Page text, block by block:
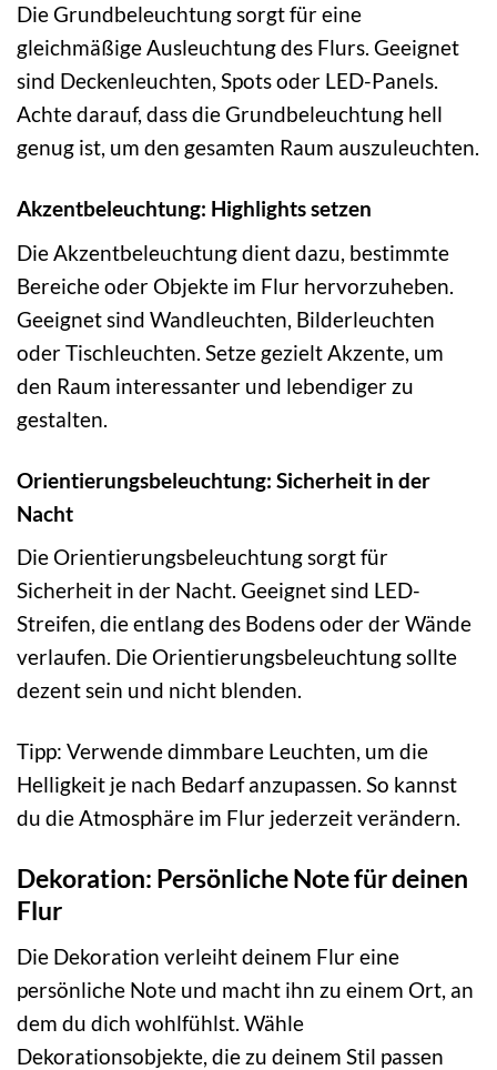
Die Grundbeleuchtung sorgt für eine
gleichmäßige Ausleuchtung des Flurs. Geeignet
sind Deckenleuchten, Spots oder LED-Panels.
Achte darauf, dass die Grundbeleuchtung hell
genug ist, um den gesamten Raum auszuleuchten.
Akzentbeleuchtung: Highlights setzen
Die Akzentbeleuchtung dient dazu, bestimmte
Bereiche oder Objekte im Flur hervorzuheben.
Geeignet sind Wandleuchten, Bilderleuchten
oder Tischleuchten. Setze gezielt Akzente, um
den Raum interessanter und lebendiger zu
gestalten.
Orientierungsbeleuchtung: Sicherheit in der
Nacht
Die Orientierungsbeleuchtung sorgt für
Sicherheit in der Nacht. Geeignet sind LED-
Streifen, die entlang des Bodens oder der Wände
verlaufen. Die Orientierungsbeleuchtung sollte
dezent sein und nicht blenden.
Tipp: Verwende dimmbare Leuchten, um die
Helligkeit je nach Bedarf anzupassen. So kannst
du die Atmosphäre im Flur jederzeit verändern.
Dekoration: Persönliche Note für deinen
Flur
Die Dekoration verleiht deinem Flur eine
persönliche Note und macht ihn zu einem Ort, an
dem du dich wohlfühlst. Wähle
Dekorationsobjekte, die zu deinem Stil passen